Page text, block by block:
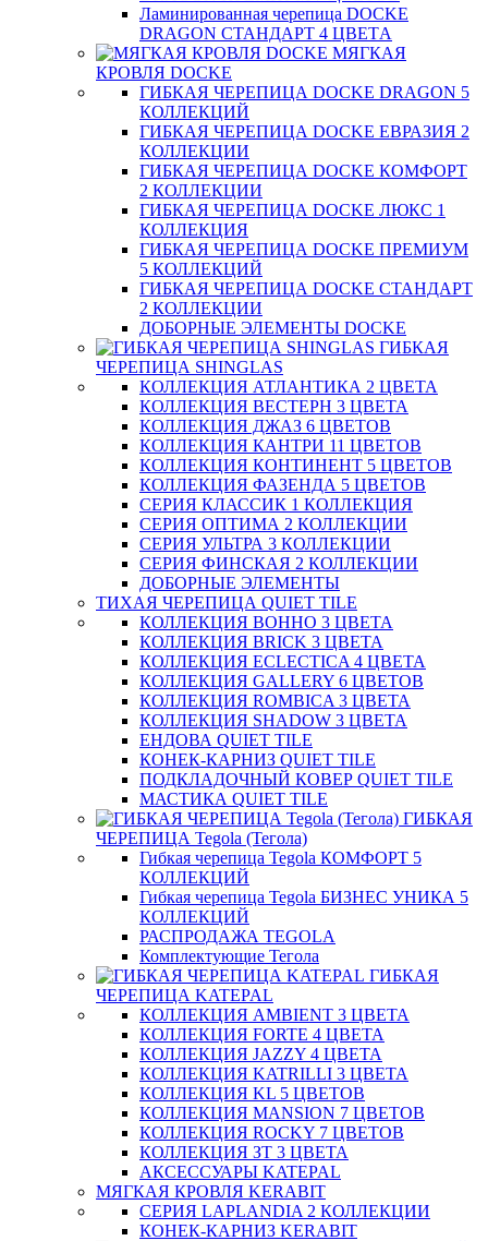
Ламинированная черепица DOCKE
DRAGON СТАНДАРТ 4 ЦВЕТA
МЯГКАЯ
КРОВЛЯ DOCKE
ГИБКАЯ ЧЕРЕПИЦА DOCKE DRAGON 5
КОЛЛЕКЦИЙ
ГИБКАЯ ЧЕРЕПИЦА DOCKE ЕВРАЗИЯ 2
КОЛЛЕКЦИИ
ГИБКАЯ ЧЕРЕПИЦА DOCKE КОМФОРТ
2 КОЛЛЕКЦИИ
ГИБКАЯ ЧЕРЕПИЦА DOCKE ЛЮКС 1
КОЛЛЕКЦИЯ
ГИБКАЯ ЧЕРЕПИЦА DOCKE ПРЕМИУМ
5 КОЛЛЕКЦИЙ
ГИБКАЯ ЧЕРЕПИЦА DOCKE СТАНДАРТ
2 КОЛЛЕКЦИИ
ДОБОРНЫЕ ЭЛЕМЕНТЫ DOCKE
ГИБКАЯ
ЧЕРЕПИЦА SHINGLAS
КОЛЛЕКЦИЯ АТЛАНТИКА 2 ЦВЕТА
КОЛЛЕКЦИЯ ВЕСТЕРН 3 ЦВЕТА
КОЛЛЕКЦИЯ ДЖАЗ 6 ЦВЕТОВ
КОЛЛЕКЦИЯ КАНТРИ 11 ЦВЕТОВ
КОЛЛЕКЦИЯ КОНТИНЕНТ 5 ЦВЕТОВ
КОЛЛЕКЦИЯ ФАЗЕНДА 5 ЦВЕТОВ
СЕРИЯ КЛАССИК 1 КОЛЛЕКЦИЯ
СЕРИЯ ОПТИМА 2 КОЛЛЕКЦИИ
СЕРИЯ УЛЬТРА 3 КОЛЛЕКЦИИ
СЕРИЯ ФИНСКАЯ 2 КОЛЛЕКЦИИ
ДОБОРНЫЕ ЭЛЕМЕНТЫ
ТИХАЯ ЧЕРЕПИЦА QUIET TILE
КОЛЛЕКЦИЯ BOHHO 3 ЦВЕТА
КОЛЛЕКЦИЯ BRICK 3 ЦВЕТА
КОЛЛЕКЦИЯ ECLECTICA 4 ЦВЕТА
КОЛЛЕКЦИЯ GALLERY 6 ЦВЕТОВ
КОЛЛЕКЦИЯ ROMBICA 3 ЦВЕТА
КОЛЛЕКЦИЯ SHADOW 3 ЦВЕТА
ЕНДОВА QUIET TILE
КОНЕК-КАРНИЗ QUIET TILE
ПОДКЛАДОЧНЫЙ КОВЕР QUIET TILE
МАСТИКА QUIET TILE
ГИБКАЯ
ЧЕРЕПИЦА Tegola (Тегола)
Гибкая черепица Tegola КОМФОРТ 5
КОЛЛЕКЦИЙ
Гибкая черепица Tegola БИЗНЕС УНИКА 5
КОЛЛЕКЦИЙ
РАСПРОДАЖА TEGOLA
Комплектующие Тегола
ГИБКАЯ
ЧЕРЕПИЦА KATEPAL
КОЛЛЕКЦИЯ AMBIENT 3 ЦВЕТА
КОЛЛЕКЦИЯ FORTE 4 ЦВЕТА
КОЛЛЕКЦИЯ JAZZY 4 ЦВЕТА
КОЛЛЕКЦИЯ KATRILLI 3 ЦВЕТА
КОЛЛЕКЦИЯ KL 5 ЦВЕТОВ
КОЛЛЕКЦИЯ MANSION 7 ЦВЕТОВ
КОЛЛЕКЦИЯ ROCKY 7 ЦВЕТОВ
КОЛЛЕКЦИЯ ЗТ 3 ЦВЕТА
АКСЕССУАРЫ KATEPAL
МЯГКАЯ КРОВЛЯ KERABIT
СЕРИЯ LAPLANDIA 2 КОЛЛЕКЦИИ
КОНЕК-КАРНИЗ KERABIT